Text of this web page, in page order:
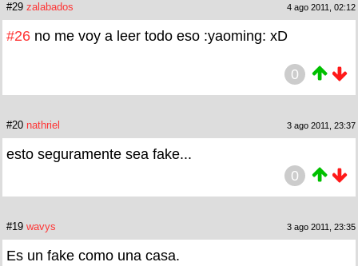
#29 zalabados 4 ago 2011, 02:12
#26 no me voy a leer todo eso :yaoming: xD
0
#20 nathriel 3 ago 2011, 23:37
esto seguramente sea fake...
0
#19 wavys 3 ago 2011, 23:35
Es un fake como una casa.